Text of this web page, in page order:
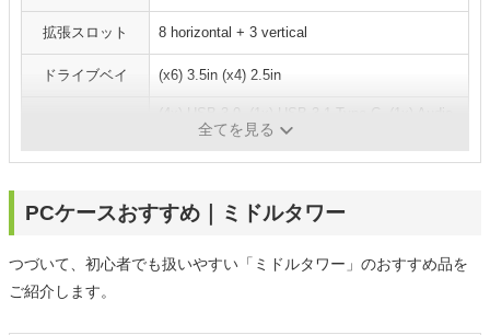
拡張スロット 8 horizontal + 3 vertical
ドライブベイ (x6) 3.5in (x4) 2.5in
全てを見る
PCケースおすすめ｜ミドルタワー
つづいて、初心者でも扱いやすい「ミドルタワー」のおすすめ品を
ご紹介します。